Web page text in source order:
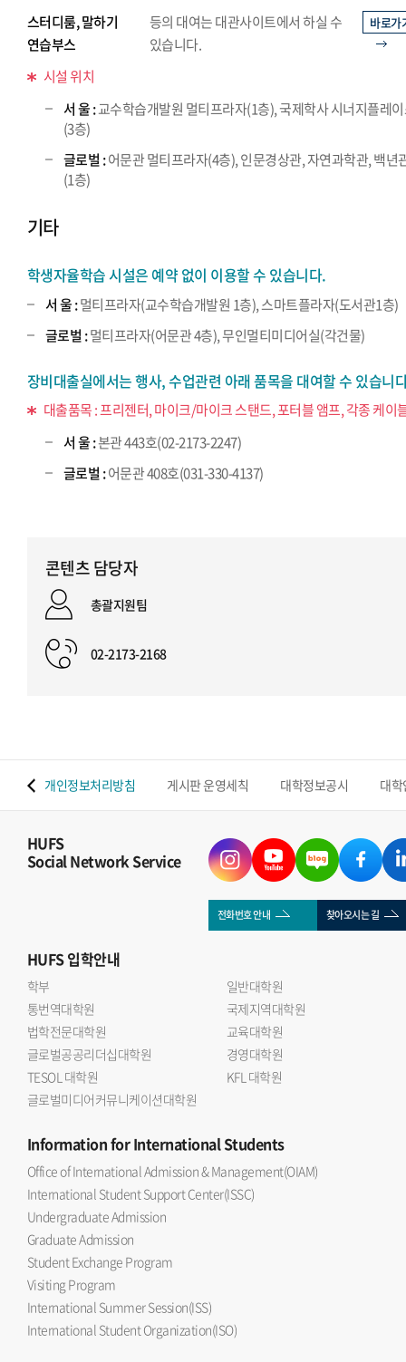
스터디룸, 말하기
연습부스
등의 대여는 대관사이트에서 하실 수
있습니다.
바로가
시설 위치
서 울 :교수학습개발원 멀티프라자(1층), 국제학사 시너지플레
(3층)
글로벌 :어문관 멀티프라자(4층), 인문경상관, 자연과학관, 백년
(1층)
기타
학생자율학습 시설은 예약 없이 이용할 수 있습니다.
서 울 :멀티프라자(교수학습개발원 1층), 스마트플라자(도서관1층)
글로벌 :멀티프라자(어문관 4층), 무인멀티미디어실(각건물)
장비대출실에서는 행사, 수업관련 아래 품목을 대여할 수 있습니
대출품목 : 프리젠터, 마이크/마이크 스탠드, 포터블 앰프, 각종 케이
서 울 :본관 443호(02-2173-2247)
글로벌 :어문관 408호(031-330-4137)
콘텐츠 담당자
총괄지원팀
02-2173-2168
개인정보처리방침 게시판 운영세칙 대학정보공시 대
HUFS
Social Network Service
전화번호 안내 찾아오시는 길
HUFS입학안내
학부
일반대학원
통번역대학원
국제지역대학원
법학전문대학원
교육대학원
글로벌공공리더십대학원
경영대학원
TESOL 대학원
KFL 대학원
글로벌미디어커뮤니케이션대학원
Informationfor International Students
Office of International Admission & Management(OIAM)
International Student Support Center(ISSC)
Undergraduate Admission
Graduate Admission
Student Exchange Program
Visiting Program
International Summer Session(ISS)
International Student Organization(ISO)